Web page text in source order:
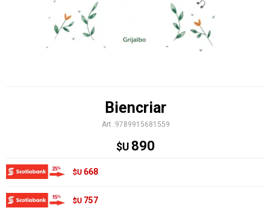
Biencriar
9789915681559
$U 890
$U 668
$U 757